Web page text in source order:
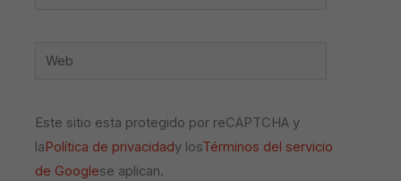
Web
Este sitio esta protegido por reCAPTCHA y
laPolítica de privacidady losTérminos del servicio
de Googlese aplican.